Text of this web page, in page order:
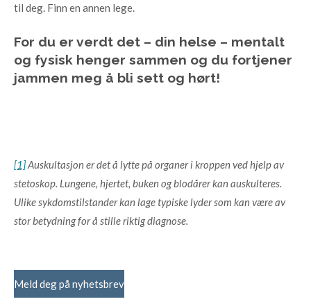
til deg. Finn en annen lege.
For du er verdt det – din helse – mentalt
og fysisk henger sammen og du fortjener
jammen meg å bli sett og hørt!
[1]Auskultasjon er det å lytte på organer i kroppen ved hjelp av
stetoskop. Lungene, hjertet, buken og blodårer kan auskulteres.
Ulike sykdomstilstander kan lage typiske lyder som kan være av
stor betydning for å stille riktig diagnose.
Meld deg på nyhetsbrev